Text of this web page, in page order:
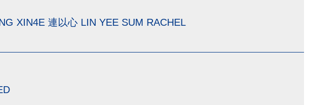
XIN4E 連以心 LIN YEE SUM RACHEL